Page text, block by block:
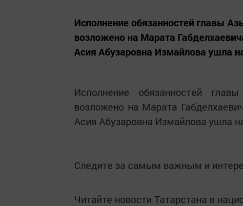
Исполнение обязанностей главы
возложено на Марата
Асия Абузаровна Измайлова ушла
Исполнение обязанностей
возложено на Марата
Асия Абузаровна Измайлова ушла
Следите за самым важным и
Читайте новости Татарстана в